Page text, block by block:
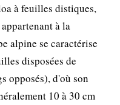
à feuilles distiques,
à la
alpine se caractérise
disposées de
opposés), d'où son
10 à 30 cm